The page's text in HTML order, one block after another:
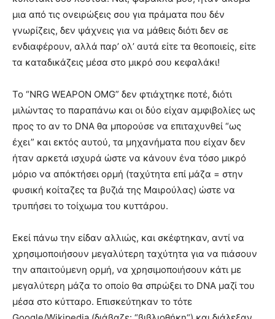
μια από τις ονειρώξεις σου για πράματα που δέν
γνωρίζεις, δεν ψάχνεις για να μάθεις διότι δεν σε
ενδιαφέρουν, αλλά παρ’ ολ’ αυτά είτε τα θεοποιείς, είτε
τα καταδικάζεις μέσα στο μικρό σου κεφαλάκι!
Το “NRG WEAPON OMG” δεν φτιάχτηκε ποτέ, διότι
μιλώντας το παραπάνω και οι δύο είχαν αμφιβολίες ως
προς το αν το DNA θα μπορούσε να επιταχυνθεί “ως
έχει” και εκτός αυτού, τα μηχανήματα που είχαν δεν
ήταν αρκετά ισχυρά ώστε να κάνουν ένα τόσο μικρό
μόριο να απόκτήσει ορμή (ταχύτητα επί μάζα = στην
φυσική κοίταζες τα βυζιά της Μαιρούλας) ώστε να
τρυπήσει το τοίχωμα του κυττάρου.
Εκεί πάνω την είδαν αλλιώς, και σκέφτηκαν, αντί να
χρησιμοποιήσουν μεγαλύτερη ταχύτητα για να πιάσουν
την απαιτούμενη ορμή, να χρησιμοποιήσουν κάτι με
μεγαλύτερη μάζα το οποίο θα σπρώξει το DNA μαζί του
μέσα στο κύτταρο. Επισκεύτηκαν το τότε